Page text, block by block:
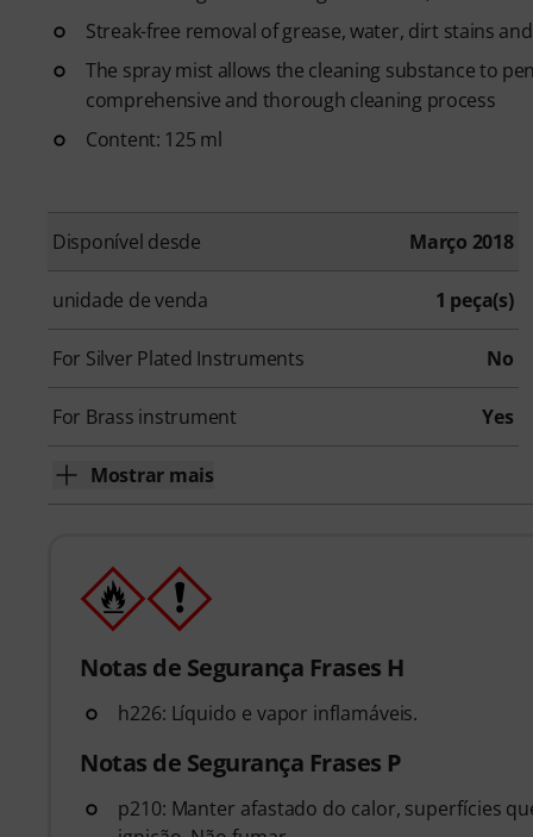
Streak-free removal of grease, water, dirt stains
The spray mist allows the cleaning substance to
comprehensive and thorough cleaning process
Content: 125 ml
Disponível desde Março 2018
unidade de venda 1 peça(s)
For Silver Plated Instruments No
For Brass instrument Yes
Mostrar mais
Notas de Segurança Frases H
h226: Líquido e vapor inflamáveis.
Notas de Segurança Frases P
p210: Manter afastado do calor, superfícies